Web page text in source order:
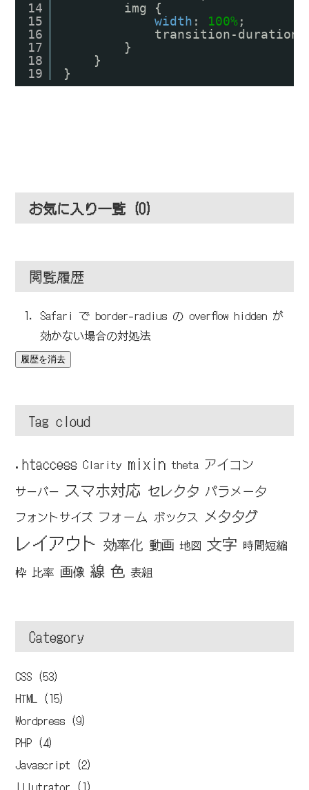
14
15
16
17
18
19
img {
width : 100%;
transition-
}
}
}
お気に入り一覧 (0)
閲覧履歴
Safari で border-radius の overflow hidden が
効かない場合の対処法
履歴を消去
Tag cloud
.htaccess Clarity mixin theta アイコン
サーバー スマホ対応 セレクタ パラメータ
フォントサイズ フォーム ボックス メタタグ
レイアウト 効率化 動画 地図 文字 時間短縮
枠 比率 画像 線 色 表組
Category
CSS (53)
HTML (15)
Wordpress (9)
PHP (4)
Javascript (2)